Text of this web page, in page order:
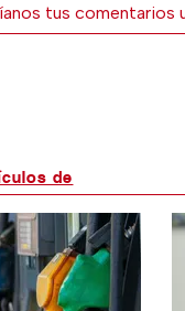
tus comentarios
de